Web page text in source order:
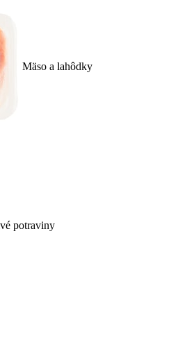
Mäso a lahôdky
potraviny